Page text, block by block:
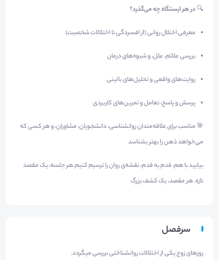
🔍در هر ایستگاه چه می‌گذرد؟
معرفی اختلال روانی (از افسردگی تا اختلالات شخصیت)
بررسی علائم، علل، و شیوه‌های درمان
روایت‌های واقعی و تحلیل‌های بالینی
پرسش و پاسخ، تعامل و تمرین‌های کاربردی
🎯 مناسب برای علاقه‌مندان روانشناسی، دانشجویان، مشاوران، و هر کسی که
می‌خواهد ذهن را بهتر بشناسد
بیایید با هم، قدم به قدم، نقشه‌ی روان را ترسیم کنیم.هر جلسه، یک مقصد
تازه. هر مقصد، یک کشف بزرگ
سرفصل
روزهای زوج یکی از اختلالات روانشناختی بررسی میگردد.